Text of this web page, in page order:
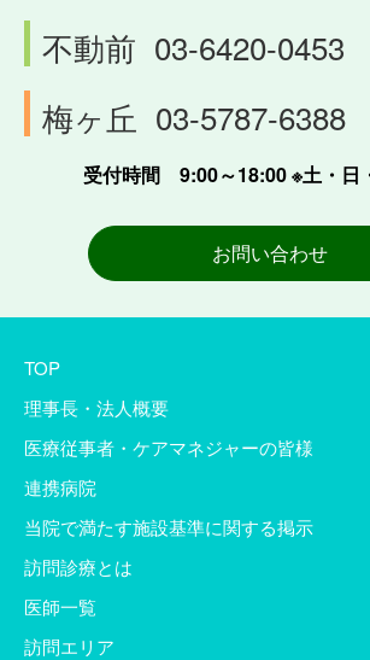
不動前 03-6420-0453
梅ヶ丘 03-5787-6388
受付時間 9:00～18:00 ※土・日
お問い合わせ
TOP
理事長・法人概要
医療従事者・ケアマネジャーの皆様
連携病院
当院で満たす施設基準に関する掲示
訪問診療とは
医師一覧
訪問エリア